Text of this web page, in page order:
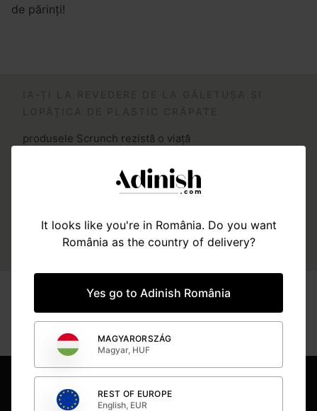
de părinți!
produsele Scrunch rezistă o viață
Vezi toate produsele
BUCUREȘTI
It looks like you're in România. Do you want
România as the country of delivery?
Yes go to Adinish România
MAGYARORSZÁG
Magyar, HUF
REST OF EUROPE
English, EUR